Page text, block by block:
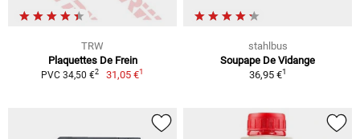
TRW
Plaquettes De Frein
PVC 34,50 €2 31,05 €1
stahlbus
Soupape De Vidange
36,95 €1